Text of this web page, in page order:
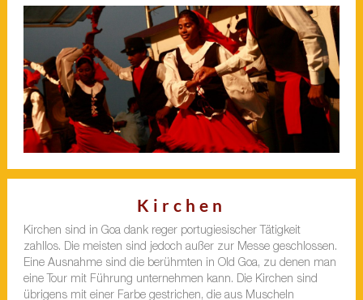
Kirchen
Kirchen sind in Goa dank reger portugiesischer Tätigkeit
zahllos. Die meisten sind jedoch außer zur Messe geschlossen.
Eine Ausnahme sind die berühmten in Old Goa, zu denen man
eine Tour mit Führung unternehmen kann. Die Kirchen sind
übrigens mit einer Farbe gestrichen, die aus Muscheln